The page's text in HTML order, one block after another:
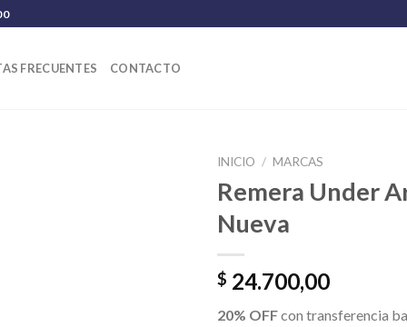
FRECUENTES CONTACTO
INICIO / MARCAS
Remera Under
Nueva
$ 24.700,00
20% OFFcon transferencia